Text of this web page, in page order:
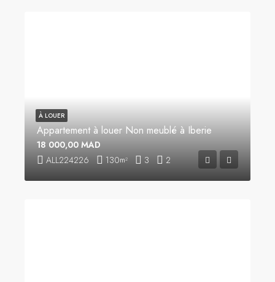
Appartement à louer Non meublé à Iberie
ALL224226 130m² 3 2
18 000,00 MAD
À LOUER